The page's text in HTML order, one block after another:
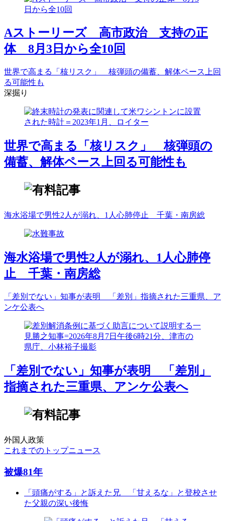
Aストーリーズ 高市政治 支持の正
体 8月3日から全10回
世界で高まる「核リスク」 核弾頭の備蓄、解体ペース上回
る可能性も
深掘り
世界で高まる「核リスク」 核弾頭の
備蓄、解体ペース上回る可能性も
海水浴場で男性2人が溺れ、1人心肺停止 千葉・南房総
海水浴場で男性2人が溺れ、1人心肺停
止 千葉・南房総
「差別でない」知事が表明 「差別」指摘された三重県、ア
ンケ公表へ
「差別でない」知事が表明 「差別」
指摘された三重県、アンケ公表へ
外国人政策
これまでのトップニュース
被爆81年
「頭痛がする」と訴えた兄 「甘えるな」と登校させ
た父親の深い後悔